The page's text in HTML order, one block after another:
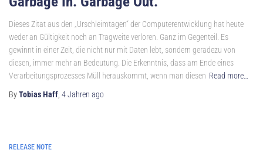
Dieses Zitat aus den „Urschleimtagen“ der Computerentwicklung hat heute
weder an Gültigkeit noch an Tragweite verloren. Ganz im Gegenteil. Es
gewinnt in einer Zeit, die nicht nur mit Daten lebt, sondern geradezu von
diesen, immer mehr an Bedeutung. Die Erkenntnis, dass am Ende eines
Verarbeitungsprozesses Müll herauskommt, wenn man diesen Read more…
ByTobias Haff 4 Jahren ago
RELEASE NOTE